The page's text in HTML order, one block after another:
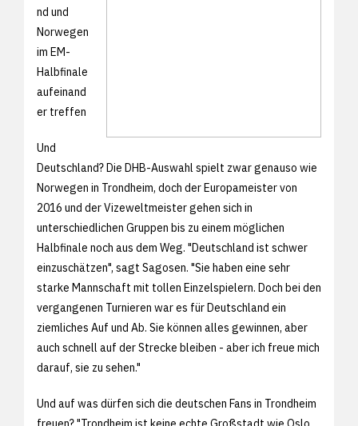
nd und
Norwegen
im EM-
Halbfinale
aufeinand
er treffen
Und
Deutschland? Die DHB-Auswahl spielt zwar genauso wie
Norwegen in Trondheim, doch der Europameister von
2016 und der Vizeweltmeister gehen sich in
unterschiedlichen Gruppen bis zu einem möglichen
Halbfinale noch aus dem Weg. "Deutschland ist schwer
einzuschätzen", sagt Sagosen. "Sie haben eine sehr
starke Mannschaft mit tollen Einzelspielern. Doch bei den
vergangenen Turnieren war es für Deutschland ein
ziemliches Auf und Ab. Sie können alles gewinnen, aber
auch schnell auf der Strecke bleiben - aber ich freue mich
darauf, sie zu sehen."
Und auf was dürfen sich die deutschen Fans in Trondheim